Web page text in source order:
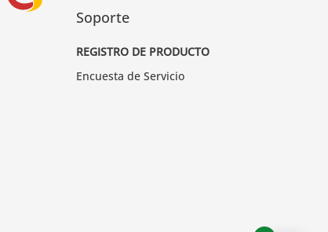
Soporte
REGISTRO DE PRODUCTO
Encuesta de Servicio